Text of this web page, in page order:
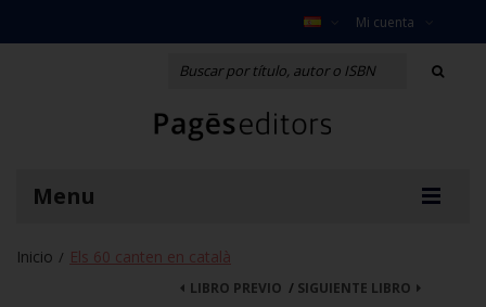
Mi cuenta
Menu
Inicio / Els 60 canten en català
SIGUIENTE LIBRO
LIBRO PREVIO /